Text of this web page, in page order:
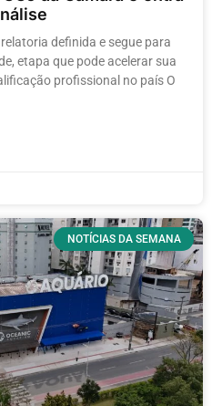
definida e segue para
etapa que pode acelerar sua
profissional no país O
NOTÍCIAS DA SEMANA